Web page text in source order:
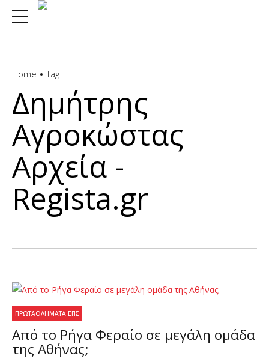
Home Tag
Δημήτρης
Αγροκώστας
Αρχεία -
Regista.gr
ΠΡΩΤΑΘΛΉΜΑΤΑ ΕΠΣ
Από το Ρήγα Φεραίο σε μεγάλη ομάδα
της Αθήνας;